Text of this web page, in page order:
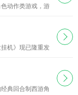
动作类游戏，游
体验吧！破
机》现已隆重发
完美融合，感兴
下载
典回合制西游角
下载